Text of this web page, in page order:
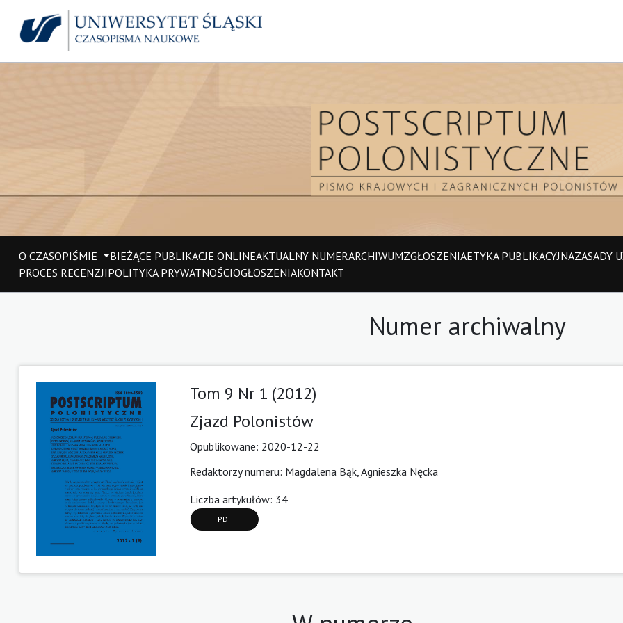
O CZASOPIŚMIE BIEŻĄCE PUBLIKACJE ONLINEAKTUALNY NUMERARCHIWUMZGŁOSZENIAETYKA PUBLIKACYJNAZASADY
PROCES RECENZJIPOLITYKA PRYWATNOŚCIOGŁOSZENIAKONTAKT
Numer archiwalny
Tom 9 Nr 1 (2012)
Zjazd Polonistów
Opublikowane: 2020-12-22
Redaktorzy numeru: Magdalena Bąk, Agnieszka Nęcka
Liczba artykułów: 34
PDF